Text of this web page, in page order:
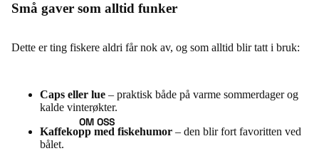
OM OSS
Små gaver som alltid funker
Dette er ting fiskere aldri får nok av, og som alltid blir tatt i bruk:
Caps eller lue – praktisk både på varme sommerdager og
kalde vinterøkter.
Kaffekopp med fiskehumor – den blir fort favoritten ved
bålet.